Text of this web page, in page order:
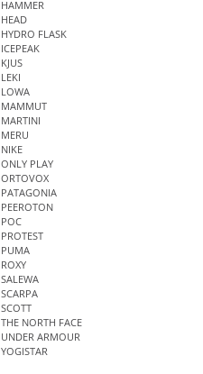
HAMMER
HEAD
HYDRO FLASK
ICEPEAK
KJUS
LEKI
LOWA
MAMMUT
MARTINI
MERU
NIKE
ONLY PLAY
ORTOVOX
PATAGONIA
PEEROTON
POC
PROTEST
PUMA
ROXY
SALEWA
SCARPA
SCOTT
THE NORTH FACE
UNDER ARMOUR
YOGISTAR